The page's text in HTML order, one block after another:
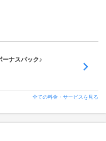
ナスパック♪
全ての料金・サービスを見る